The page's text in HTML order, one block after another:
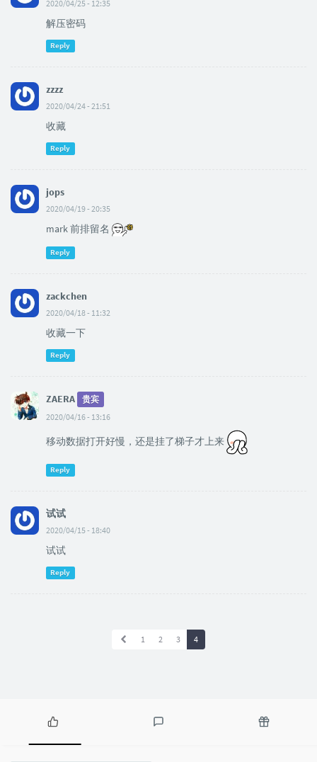
2020/04/25 - 12:35
解压密码
Reply
zzzz
2020/04/24 - 21:51
收藏
Reply
jops
2020/04/19 - 20:35
mark 前排留名
Reply
zackchen
2020/04/18 - 11:32
收藏一下
Reply
ZAERA
贵宾
2020/04/16 - 13:16
移动数据打开好慢，还是挂了梯子才上来
Reply
试试
2020/04/15 - 18:40
试试
Reply
1 2 3 4
P